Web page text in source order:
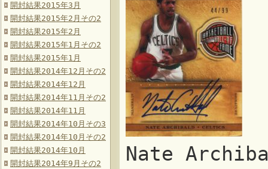
開封結果2015年3月
開封結果2015年2月その2
開封結果2015年2月
開封結果2015年1月その2
開封結果2015年1月
開封結果2014年12月その2
開封結果2014年12月
開封結果2014年11月その2
開封結果2014年11月
開封結果2014年10月その3
開封結果2014年10月その2
開封結果2014年10月
開封結果2014年9月その2
Nate